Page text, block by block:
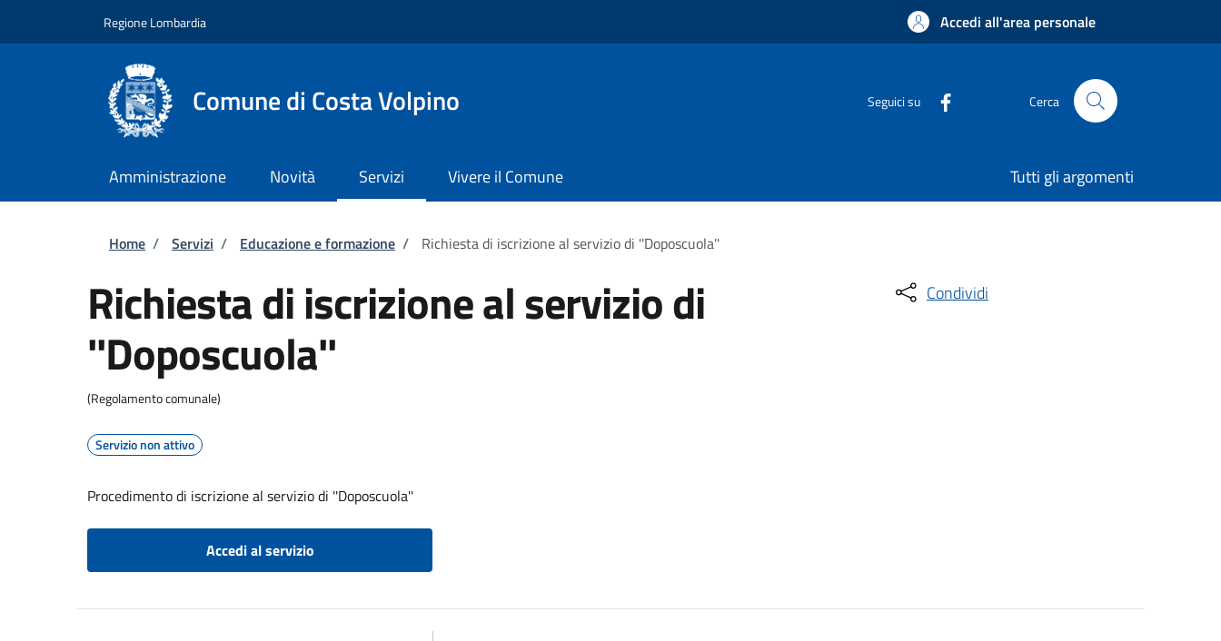
Regione Lombardia Accedi all'area personale
Comune di Costa Volpino Seguici su Cerca
Amministrazione Novità Servizi Vivere il Comune Tutti gli argomenti
Briciole di pane
Home / Servizi / Educazione e formazione / Richiesta di iscrizione al servizio di ''Doposcuola''
Richiesta di iscrizione al servizio di
''Doposcuola''
(Regolamento comunale)
Servizio non attivo
Procedimento di iscrizione al servizio di ''Doposcuola''
Accedi al servizio
Condividi